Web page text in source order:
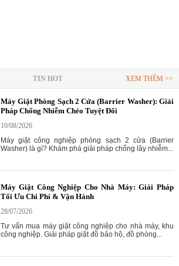
TIN HOT XEM THÊM >>
Máy Giặt Phòng Sạch 2 Cửa (Barrier Washer): Giải
Pháp Chống Nhiễm Chéo Tuyệt Đối
10/08/2026
Máy giặt công nghiệp phòng sạch 2 cửa (Barrier
Washer) là gì? Khám phá giải pháp chống lây nhiễm...
Máy Giặt Công Nghiệp Cho Nhà Máy: Giải Pháp
Tối Ưu Chi Phí & Vận Hành
28/07/2026
Tư vấn mua máy giặt công nghiệp cho nhà máy, khu
công nghiệp. Giải pháp giặt đồ bảo hộ, đồ phòng...